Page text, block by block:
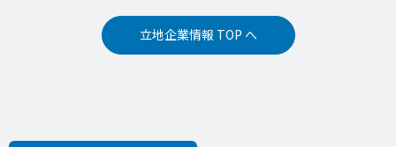
立地企業情報 TOP へ